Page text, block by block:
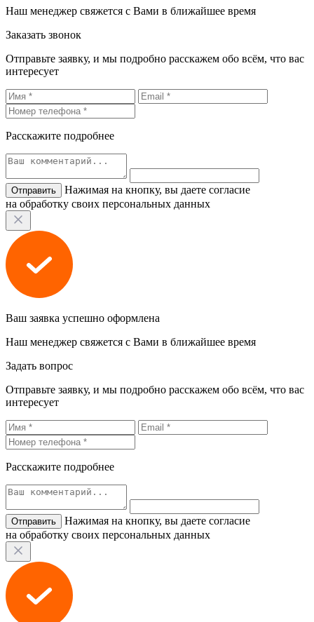
Наш менеджер свяжется с Вами в ближайшее время
Заказать звонок
Отправьте заявку, и мы подробно расскажем обо всём, что вас
интересует
Расскажите подробнее
Нажимая на кнопку, вы даете согласие
на обработку своих персональных данных
Ваш заявка успешно оформлена
Наш менеджер свяжется с Вами в ближайшее время
Задать вопрос
Отправьте заявку, и мы подробно расскажем обо всём, что вас
интересует
Расскажите подробнее
Нажимая на кнопку, вы даете согласие
на обработку своих персональных данных